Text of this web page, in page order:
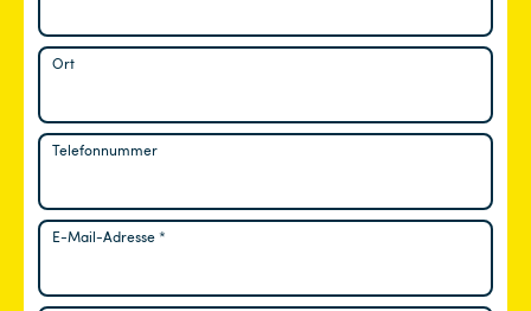
Ort
Telefonnummer
E-Mail-Adresse*